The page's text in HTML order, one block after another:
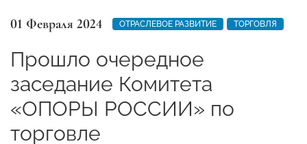
01 Февраля 2024 ОТРАСЛЕВОЕ РАЗВИТИЕ ТОРГОВЛЯ
Прошло очередное
заседание Комитета
«ОПОРЫ РОССИИ» по
торговле